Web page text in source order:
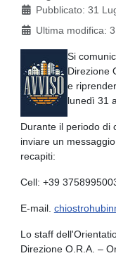
Pubblicato: 31
Ultima modifica:
Si
Direzione
e
lunedì 31
Durante il periodo di
inviare un
recapiti:
Cell: +39
E-mail.
Lo staff
Direzione O.R.A. –